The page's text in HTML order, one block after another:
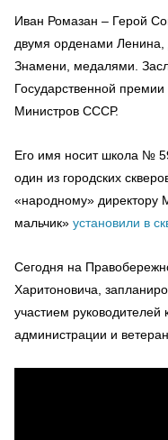
Иван Ромазан – Герой
двумя орденами Ленина,
Знамени, медалями.
Государственной
Министров СССР.
Его имя носит школа №
один из городских
«народному» директору
мальчик» установили в
Сегодня на
Харитоновича,
участием руководителей
администрации и